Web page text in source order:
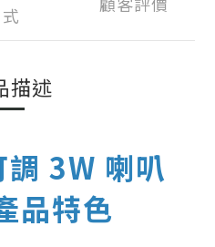
式
描述
3W 喇叭
品特色